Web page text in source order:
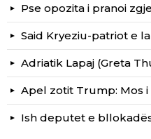
Pse opozita i pranoi
Said Kryeziu-patriot e
Adriatik Lapaj (Greta
Apel zotit Trump: Mos
Ish deputet e